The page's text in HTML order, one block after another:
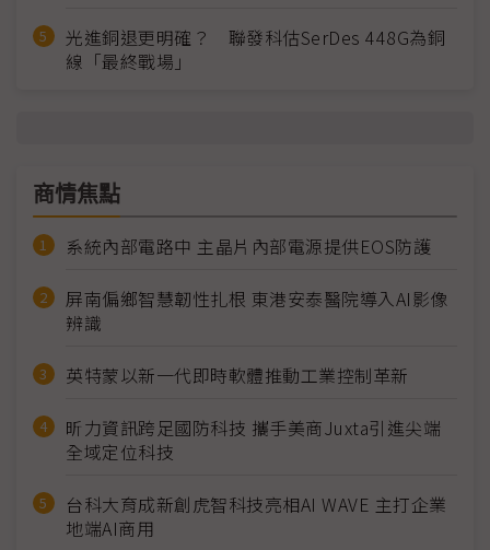
光進銅退更明確？ 聯發科估SerDes 448G為銅
線「最終戰場」
商情焦點
系統內部電路中 主晶片內部電源提供EOS防護
屏南偏鄉智慧韌性扎根 東港安泰醫院導入AI影像
辨識
英特蒙以新一代即時軟體推動工業控制革新
昕力資訊跨足國防科技 攜手美商Juxta引進尖端
全域定位科技
台科大育成新創虎智科技亮相AI WAVE 主打企業
地端AI商用